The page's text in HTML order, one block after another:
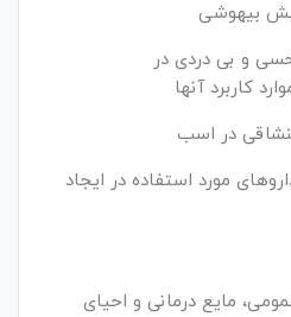
و بی دردی در
کاربرد آنها
مورد استفاده در ایجاد
مایع درمانی و احیای